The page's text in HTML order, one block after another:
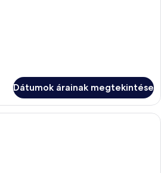
Dátumok árainak megtekintése